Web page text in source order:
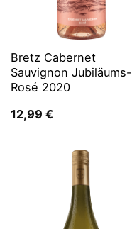
Bretz Cabernet
Sauvignon Jubiläums-
Rosé 2020
12,99 €